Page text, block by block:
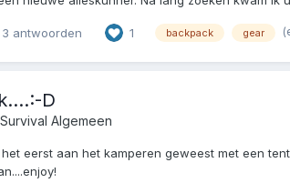
3 antwoorden 1 backpack gear
D
Survival Algemeen
eerst aan het kamperen geweest met een